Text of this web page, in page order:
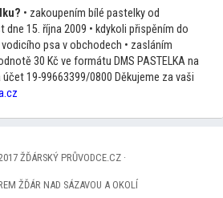
• zakoupením bílé pastelky od
15. října 2009 • kdykoli přispěním do
psa v obchodech • zasláním
30 Kč ve formátu DMS PASTELKA na
19-99663399/0800 Děkujeme za vaši
ŽĎÁRSKÝ PRŮVODCE.CZ ·
ŽĎÁR NAD SÁZAVOU A OKOLÍ